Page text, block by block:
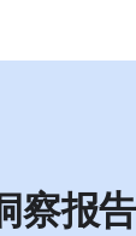
察报告